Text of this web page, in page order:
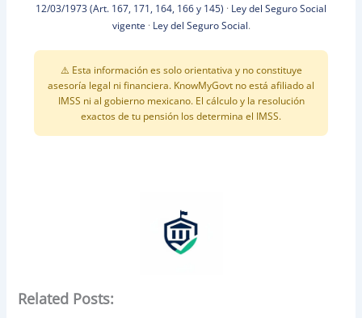
12/03/1973 (Art. 167, 171, 164, 166 y 145) · Ley del Seguro Social
vigente · Ley del Seguro Social.
⚠️ Esta información es solo orientativa y no constituye
asesoría legal ni financiera. KnowMyGovt no está afiliado al
IMSS ni al gobierno mexicano. El cálculo y la resolución
exactos de tu pensión los determina el IMSS.
Related Posts: